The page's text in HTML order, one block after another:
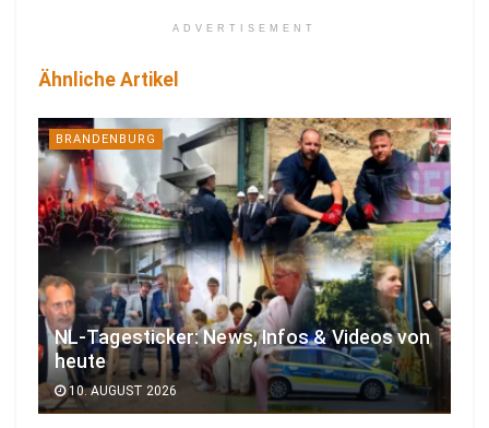
ADVERTISEMENT
Ähnliche Artikel
BRANDENBURG
NL-Tagesticker: News, Infos & Videos von
heute
10. AUGUST 2026